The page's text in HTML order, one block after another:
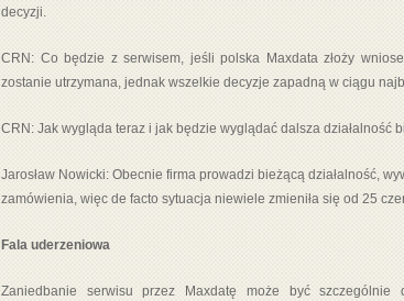
decyzji.
CRN: Co będzie z serwisem, jeśli polska Maxdata złoży
zostanie utrzymana, jednak wszelkie decyzje zapadną w ciągu
CRN: Jak wygląda teraz i jak będzie wyglądać dalsza działalność
Jarosław Nowicki: Obecnie firma prowadzi bieżącą działalność,
zamówienia, więc de facto sytuacja niewiele zmieniła się od 25
Fala uderzeniowa
Zaniedbanie serwisu przez Maxdatę może być